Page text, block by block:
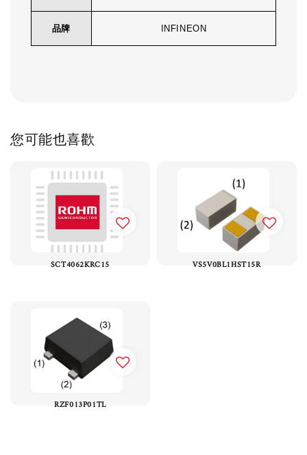
品牌 INFINEON
您可能也喜歡
SCT4062KRC15 VS5V0BL1HST15R
RZF013P01TL